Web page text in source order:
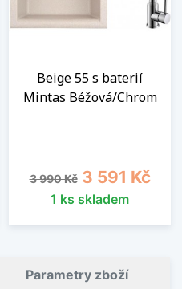
Beige 55 s baterií
Mintas Béžová/Chrom
Běžná cena
3 990 Kč Cena
3 591 Kč
1 ks skladem
Parametry zboží